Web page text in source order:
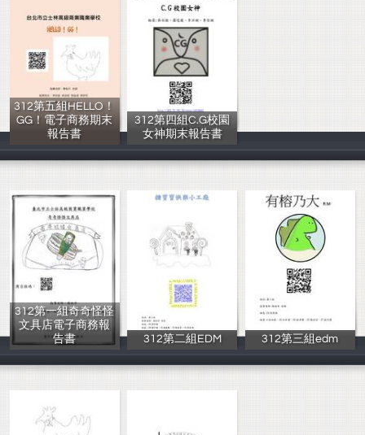
312第五組HELLO！
GG！電子商務期末
報告書
李昀庭 卓詠蔚
312第四組C.G校園
女神期末報告書
吳尚諭、羅冠崴
312第一組奇奇怪怪
文具店電子商務報
告書
312第二組EDM
312第三組edm